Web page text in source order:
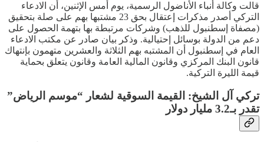
قالت وكالة أنباء الأناضول الرسمية، يوم أمس الإثنين، أن الادعاء
التركي أصدر مذكرات إعتقال بحق 23 مشتبها بهم على صلة بتحقيق
(مصفاة إسطنبول للذهب) وشركات مرتبطة بها بتهمة الحصول على
دعم من الدولة بوسائل إحتيالية. وذكر بيان صادر عن مكتب الادعاء
العام في إسطنبول أن المشتبه بهم الثلاثة والعشرين متهمون بإنتهاك
قانون البنك المركزي وقانون المالية العامة وقانون يتعلق بحماية
قيمة الليرة التركية.
تركي آل الشيخ: القيمة السوقية لشعار “موسم الرياض”
تقدر بـ3.2 مليار دولار